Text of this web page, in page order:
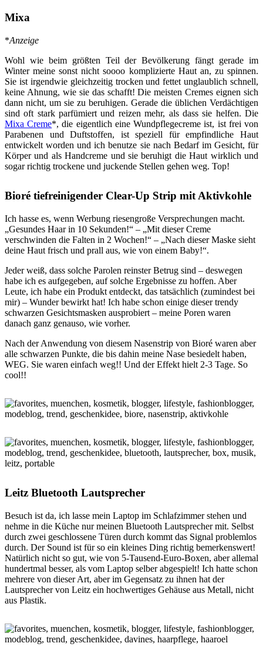
Mixa
*Anzeige
Wohl wie beim größten Teil der Bevölkerung fängt gerade im
Winter meine sonst nicht soooo komplizierte Haut an, zu spinnen.
Sie ist irgendwie gleichzeitig trocken und fettet unglaublich schnell,
keine Ahnung, wie sie das schafft! Die meisten Cremes eignen sich
dann nicht, um sie zu beruhigen. Gerade die üblichen Verdächtigen
sind oft stark parfümiert und reizen mehr, als dass sie helfen. Die
Mixa Creme*, die eigentlich eine Wundpflegecreme ist, ist frei von
Parabenen und Duftstoffen, ist speziell für empfindliche Haut
entwickelt worden und ich benutze sie nach Bedarf im Gesicht, für
Körper und als Handcreme und sie beruhigt die Haut wirklich und
sogar richtig trockene und juckende Stellen gehen weg. Top!
Bioré tiefreinigender Clear-Up Strip mit Aktivkohle
Ich hasse es, wenn Werbung riesengroße Versprechungen macht.
„Gesundes Haar in 10 Sekunden!“ – „Mit dieser Creme
verschwinden die Falten in 2 Wochen!“ – „Nach dieser Maske sieht
deine Haut frisch und prall aus, wie von einem Baby!“.
Jeder weiß, dass solche Parolen reinster Betrug sind – deswegen
habe ich es aufgegeben, auf solche Ergebnisse zu hoffen. Aber
Leute, ich habe ein Produkt entdeckt, das tatsächlich (zumindest bei
mir) – Wunder bewirkt hat! Ich habe schon einige dieser trendy
schwarzen Gesichtsmasken ausprobiert – meine Poren waren
danach ganz genauso, wie vorher.
Nach der Anwendung von diesem Nasenstrip von Bioré waren aber
alle schwarzen Punkte, die bis dahin meine Nase besiedelt haben,
WEG. Sie waren einfach weg!! Und der Effekt hielt 2-3 Tage. So
cool!!
Leitz Bluetooth Lautsprecher
Besuch ist da, ich lasse mein Laptop im Schlafzimmer stehen und
nehme in die Küche nur meinen Bluetooth Lautsprecher mit. Selbst
durch zwei geschlossene Türen durch kommt das Signal problemlos
durch. Der Sound ist für so ein kleines Ding richtig bemerkenswert!
Natürlich nicht so gut, wie von 5-Tausend-Euro-Boxen, aber allemal
hundertmal besser, als vom Laptop selber abgespielt! Ich hatte schon
mehrere von dieser Art, aber im Gegensatz zu ihnen hat der
Lautsprecher von Leitz ein hochwertiges Gehäuse aus Metall, nicht
aus Plastik.